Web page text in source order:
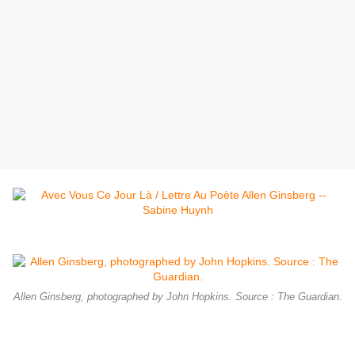
Allen Ginsberg, photographed by John Hopkins. Source : The Guardian.